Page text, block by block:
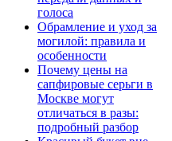
голоса
Обрамление и уход за
могилой: правила и
особенности
Почему цены на
сапфировые серьги в
Москве могут
отличаться в разы:
подробный разбор